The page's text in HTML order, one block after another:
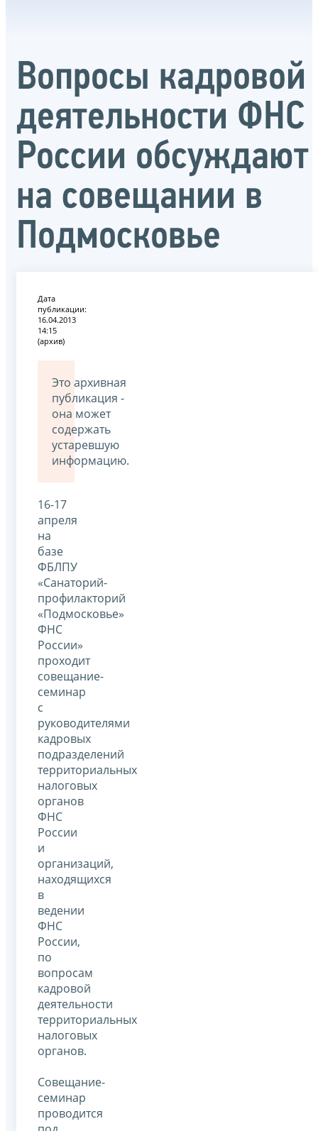
Вопросы кадровой
деятельности ФНС
России обсуждают
на совещании в
Подмосковье
Дата
публикации:
16.04.2013
14:15
(архив)
Это архивная
публикация -
она может
содержать
устаревшую
информацию.
16-17
апреля
на
базе
ФБЛПУ
«Санаторий-
профилакторий
«Подмосковье»
ФНС
России»
проходит
совещание-
семинар
с
руководителями
кадровых
подразделений
территориальных
налоговых
органов
ФНС
России
и
организаций,
находящихся
в
ведении
ФНС
России,
по
вопросам
кадровой
деятельности
территориальных
налоговых
органов.
Совещание-
семинар
проводится